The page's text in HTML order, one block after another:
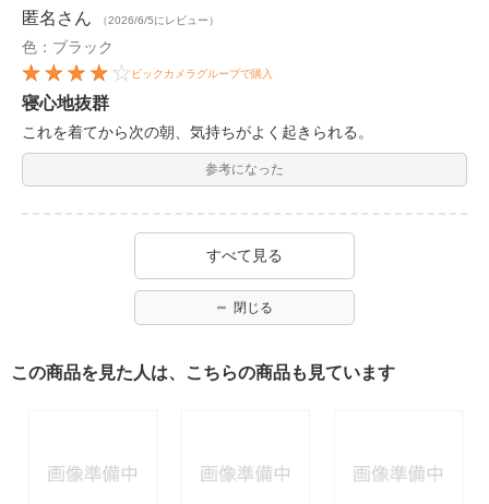
匿名 さん （2026/6/5にレビュー）
色：ブラック
ビックカメラグループで購入
寝心地抜群
これを着てから次の朝、気持ちがよく起きられる。
参考になった
すべて見る
閉じる
この商品を見た人は、こちらの商品も見ています